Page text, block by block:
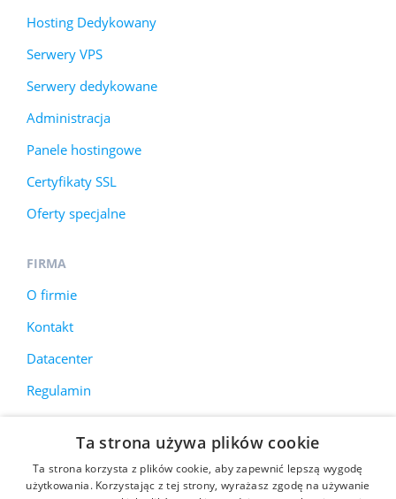
Hosting Dedykowany
Serwery VPS
Serwery dedykowane
Administracja
Panele hostingowe
Certyfikaty SSL
Oferty specjalne
FIRMA
O firmie
Kontakt
Datacenter
Regulamin
przeglądania stron internetowych. Więcej informacji
Ta strona używa plików cookie
Ta strona korzysta z plików cookie, aby zapewnić lepszą wygodę
użytkowania. Korzystając z tej strony, wyrażasz zgodę na używanie